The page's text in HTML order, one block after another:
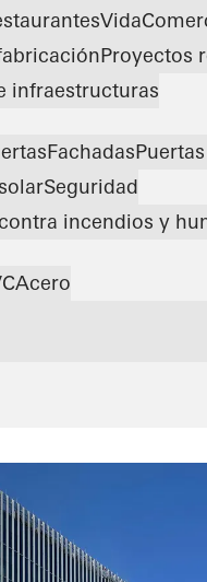
Vida
Proyectos
infraestructuras
Fachadas
Seguridad
incendios y
Acero